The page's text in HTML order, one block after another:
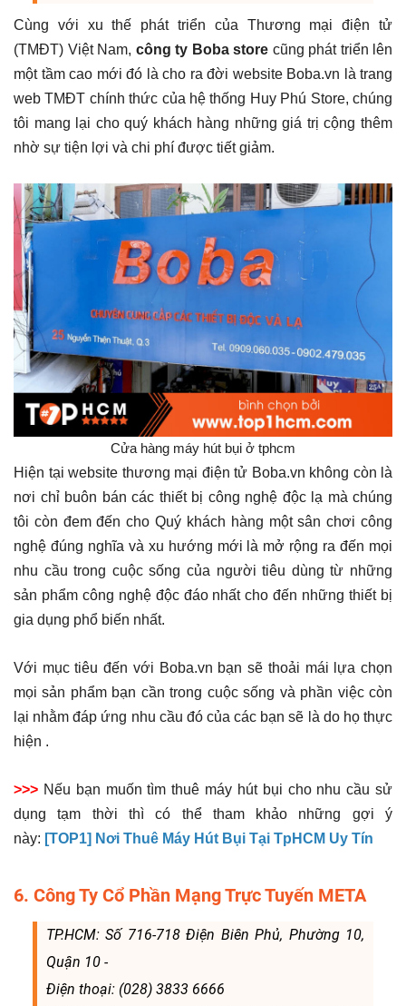
Cùng với xu thế phát triển của Thương mại điện tử
(TMĐT) Việt Nam, công ty Boba store cũng phát triển lên
một tầm cao mới đó là cho ra đời website Boba.vn là trang
web TMĐT chính thức của hệ thống Huy Phú Store, chúng
tôi mang lại cho quý khách hàng những giá trị cộng thêm
nhờ sự tiện lợi và chi phí được tiết giảm.
Cửa hàng máy hút bụi ở tphcm
Hiện tại website thương mại điện tử Boba.vn không còn là
nơi chỉ buôn bán các thiết bị công nghệ độc lạ mà chúng
tôi còn đem đến cho Quý khách hàng một sân chơi công
nghệ đúng nghĩa và xu hướng mới là mở rộng ra đến mọi
nhu cầu trong cuộc sống của người tiêu dùng từ những
sản phẩm công nghệ độc đáo nhất cho đến những thiết bị
gia dụng phổ biến nhất.
Với mục tiêu đến với Boba.vn bạn sẽ thoải mái lựa chọn
mọi sản phẩm bạn cần trong cuộc sống và phần việc còn
lại nhằm đáp ứng nhu cầu đó của các bạn sẽ là do họ thực
hiện .
>>> Nếu bạn muốn tìm thuê máy hút bụi cho nhu cầu sử
dụng tạm thời thì có thể tham khảo những gợi ý
này: [TOP1] Nơi Thuê Máy Hút Bụi Tại TpHCM Uy Tín
6. Công Ty Cổ Phần Mạng Trực Tuyến META
TP.HCM: Số 716-718 Điện Biên Phủ, Phường 10,
Quận 10 -
Điện thoại: (028) 3833 6666